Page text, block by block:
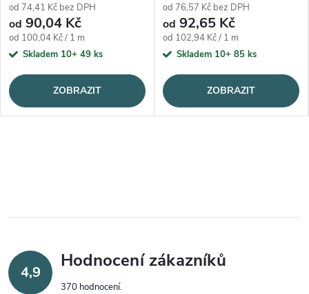
od 74,41 Kč bez DPH
od 90,04 Kč
Měrná cena:
od 100,04 Kč / 1 m
Skladem 10+ 49 ks
ZOBRAZIT
od 76,57 Kč bez DPH
od 92,65 Kč
Měrná cena:
od 102,94 Kč / 1 m
Skladem 10+ 85 ks
ZOBRAZIT
4,9
Hodnocení zákazníků
370 hodnocení